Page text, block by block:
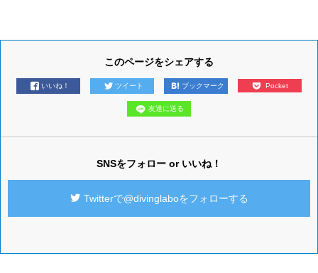
このページをシェアする
いいね！ ツイート ブックマーク Pocket
友達に送る
SNSをフォロー or いいね！
Twitterで@divinglaboをフォローする